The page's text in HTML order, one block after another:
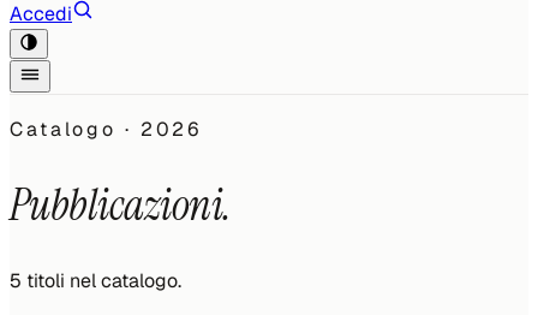
Accedi
Catalogo · 2026
Pubblicazioni.
5 titoli nel catalogo.